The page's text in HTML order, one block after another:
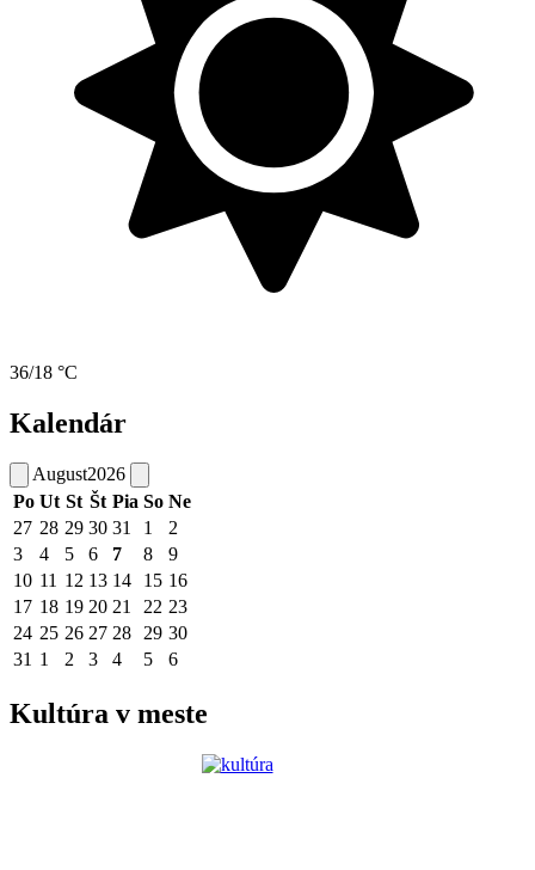
36/18 °C
Kalendár
August2026
Po Ut St Št Pia So Ne
27 28 29 30 31 1
2
3
4 5 6 7 8
9
10 11 12 13 14 15 16
17 18 19 20 21 22 23
24 25 26 27 28 29 30
31 1 2 3 4 5 6
Kultúra v meste